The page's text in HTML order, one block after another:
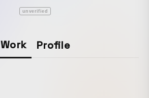
unverified
Work Profile